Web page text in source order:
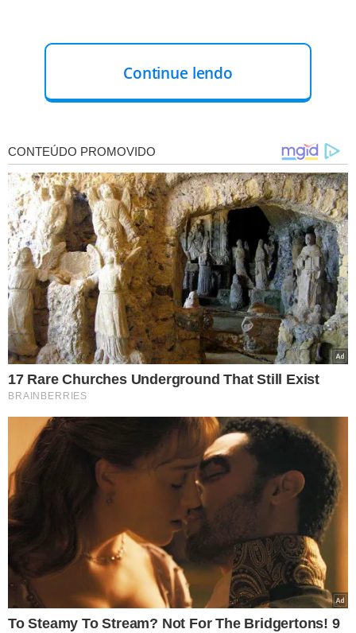
PALMEIRAS COM A MELHOR CAMPANHA:
O Palmeiras
avança para a final depois de derrotar o Novorizontino na
semifinal, mantendo umacampanha invicta no
Paulistão. Sob o comando de Abel Ferreira, a equipe não
conhece derrotas desde novembro do ano passado,
acumulando 20 jogos de invencibilidade, estabelecendo
um recorde para o técnico português à frente do clube. O
clube tenta chegar ao terceiro título consecutivo no
Estadual, algo que só aconteceu uma única vez na
história do clube, na década de 1930.
ONDE ASSISTIR?
Record TV, Max e CazeTV.
ESCALAÇÃO PROVÁVEL DO SANTOS:João Paulo; Aderlan
(JP Chermont), Gil, Joaquim e Felipe Jonatan; João Schmidt,
Diego Pituca e Giuliano; Otero (Pedrinho), Guilherme e
Julio Furch.
Quem está fora:Hayner (suspenso), Rodrigo
Falcão (lesão no joelho esquerdo), Kevyson (lesão no
joelho esquerdo), Alison (em recuperação de cirurgia no
joelho), Sandry (fisioterapia) e Willian Bigode (lesão na
coxa esquerda).
ESCALAÇÃO PROVÁVEL DO PALMEIRAS:Weverton,
Marcos Rocha, Murilo, Luan e Piquerez; Aníbal Moreno,
Zé Rafael, Raphael Veiga e Mayke; Endrick (Rony ou
Continue lendo